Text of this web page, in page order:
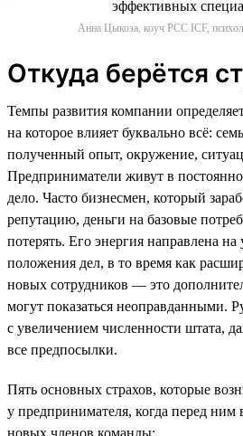
Анна Цыкоза, коуч PCC ICF,
Откуда берётся
Темпы развития компании
на которое влияет буквально всё:
полученный опыт, окружение,
Предприниматели живут в
дело. Часто бизнесмен, который
репутацию, деньги на базовые
потерять. Его энергия направлена
положения дел, в то время как
новых сотрудников — это
могут показаться неоправданными.
с увеличением численности штата,
все предпосылки.
Пять основных страхов, которые
у предпринимателя, когда перед ним
новых членов команды: